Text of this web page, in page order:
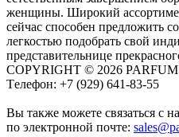
женщины. Широкий
сейчас способен предложить
легкостью подобрать свой
представительнице
COPYRIGHT © 2026
Tелефон: +7 (929) 641-83-55
Вы также можете связаться с
по электронной почте: